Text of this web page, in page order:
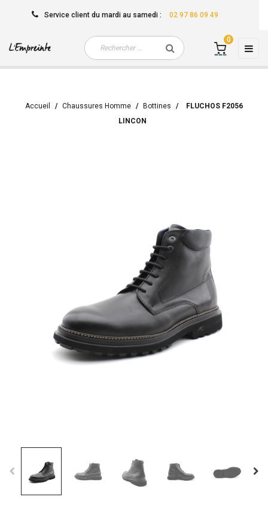
Service client du mardi au samedi : 02 97 86 09 49
☰
0
Accueil Chaussures Homme Bottines
FLUCHOS F2056
LINCON